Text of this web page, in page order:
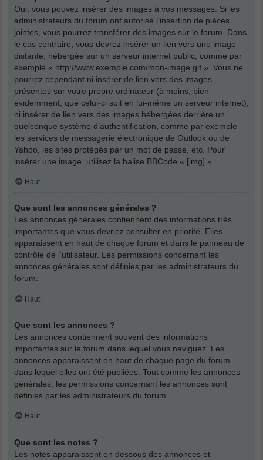
Oui, vous pouvez insérer des images à vos messages. Si les
administrateurs du forum ont autorisé l’insertion de pièces
jointes, vous pourrez transférer des images sur le forum. Dans
le cas contraire, vous devrez insérer un lien vers une image
distante, hébergée sur un serveur internet public, comme par
exemple « http://www.exemple.com/mon-image.gif ». Vous ne
pourrez cependant ni insérer de lien vers des images
présentes sur votre propre ordinateur (à moins, bien
évidemment, que celui-ci soit en lui-même un serveur internet),
ni insérer de lien vers des images hébergées derrière un
quelconque système d’authentification, comme par exemple
les services de messagerie électronique de Outlook ou de
Yahoo, les sites protégés par un mot de passe, etc. Pour
insérer une image, utilisez la balise BBCode « [img] ».
Haut
Que sont les annonces générales ?
Les annonces générales contiennent des informations très
importantes que vous devriez consulter en priorité. Elles
apparaissent en haut de chaque forum et dans le panneau de
contrôle de l’utilisateur. Les permissions concernant les
annonces générales sont définies par les administrateurs du
forum.
Haut
Que sont les annonces ?
Les annonces contiennent souvent des informations
importantes sur le forum dans lequel vous naviguez. Les
annonces apparaissent en haut de chaque page du forum
dans lequel elles ont été publiées. Tout comme les annonces
générales, les permissions concernant les annonces sont
définies par les administrateurs du forum.
Haut
Que sont les notes ?
Les notes apparaissent en dessous des annonces et